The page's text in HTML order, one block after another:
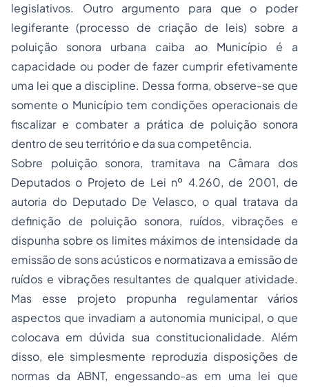
legislativos. Outro argumento para que o poder
legiferante (processo de criação de leis) sobre a
poluição sonora urbana caiba ao Município é a
capacidade ou poder de fazer cumprir efetivamente
uma lei que a discipline. Dessa forma, observe-se que
somente o Município tem condições operacionais de
fiscalizar e combater a prática de poluição sonora
dentro de seu território e da sua competência.
Sobre poluição sonora, tramitava na Câmara dos
Deputados o Projeto de Lei nº 4.260, de 2001, de
autoria do Deputado De Velasco, o qual tratava da
definição de poluição sonora, ruídos, vibrações e
dispunha sobre os limites máximos de intensidade da
emissão de sons acústicos e normatizava a emissão de
ruídos e vibrações resultantes de qualquer atividade.
Mas esse projeto propunha regulamentar vários
aspectos que invadiam a autonomia municipal, o que
colocava em dúvida sua constitucionalidade. Além
disso, ele simplesmente reproduzia disposições de
normas da ABNT, engessando-as em uma lei que